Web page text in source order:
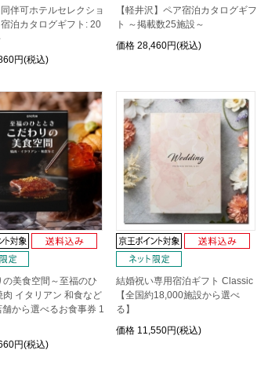
同伴可ホテルセレクショ
泊カタログギフト: 20
円(税込)
【軽井沢】ペア宿泊カタログギフ
ト ～掲載数25施設～
価格 28,460円(税込)
の美食空間～至福のひ
肉 イタリアン 和食など
から選べるお食事券 1
円(税込)
結婚祝い専用宿泊ギフト Classic
【全国約18,000施設から選べ
る】
価格 11,550円(税込)